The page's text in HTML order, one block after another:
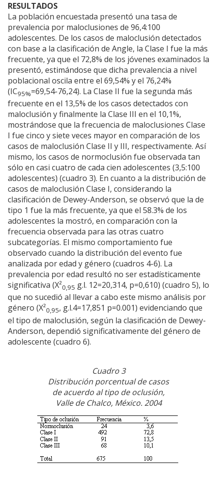
RESULTADOS
La población encuestada presentó una tasa de
prevalencia por maloclusiones de 96,4:100
adolescentes. De los casos de maloclusión detectados
con base a la clasificación de Angle, la Clase I fue la más
frecuente, ya que el 72,8% de los jóvenes examinados la
presentó, estimándose que dicha prevalencia a nivel
poblacional oscila entre el 69,54% y el 76,24%
(IC95%=69,54-76,24). La Clase II fue la segunda más
frecuente en el 13,5% de los casos detectados con
maloclusión y finalmente la Clase III en el 10,1%,
mostrándose que la frecuencia de maloclusiones Clase
I fue cinco y siete veces mayor en comparación de los
casos de maloclusión Clase II y III, respectivamente. Así
mismo, los casos de normoclusión fue observada tan
sólo en casi cuatro de cada cien adolescentes (3,5:100
adolescentes) (cuadro 3). En cuanto a la distribución de
casos de maloclusión Clase I, considerando la
clasificación de Dewey-Anderson, se observó que la de
tipo 1 fue la más frecuente, ya que el 58.3% de los
adolescentes la mostró, en comparación con la
frecuencia observada para las otras cuatro
subcategorías. El mismo comportamiento fue
observado cuando la distribución del evento fue
analizada por edad y género (cuadros 4-6). La
prevalencia por edad resultó no ser estadísticamente
significativa (X²0,95 g.l. 12=20,314, p=0,610) (cuadro 5), lo
que no sucedió al llevar a cabo este mismo análisis por
género (X²0,95, g.l.4=17,851 p=0.001) evidenciando que
el tipo de maloclusión, según la clasificación de Dewey-
Anderson, dependió significativamente del género de
adolescente (cuadro 6).
Cuadro 3
Distribución porcentual de casos
de acuerdo al tipo de oclusión,
Valle de Chalco, México. 2004